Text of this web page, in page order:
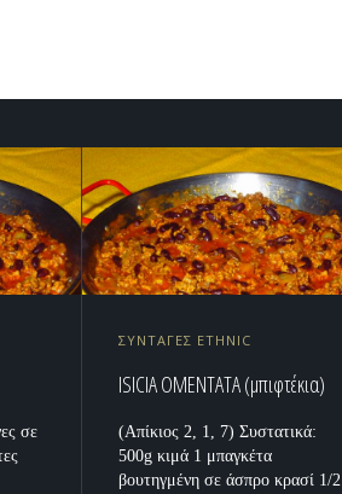
σε
ΣΥΝΤΑΓΕΣ ETHNIC
ISICIA OMENTATA (μπιφτέκια)
(Απίκιος 2, 1, 7) Συστατικά:
500g κιμά 1 μπαγκέτα
βουτηγμένη σε άσπρο κρασί 1/2